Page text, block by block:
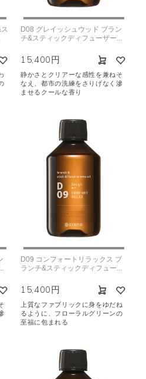
D08 グレイッシュウッド ブラン
チ&スティックディフューザー...
15,400円
静かさとクリアーな感性を兼ねそ
なえ、都市の洗練をさりげなく滲
ませるクールな香り
D09 コンフォートリラックス ブ
ランチ&スティックディフュー...
15,400円
上質なファブリックに身をゆだね
るように、フローラルグリーンの
至福に包まれる